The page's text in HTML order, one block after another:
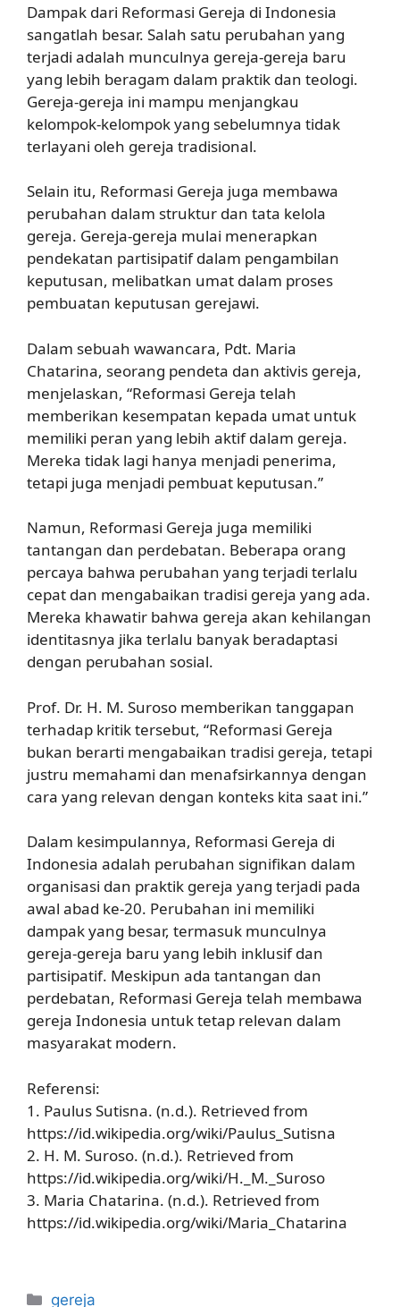
Dampak dari Reformasi Gereja di Indonesia
sangatlah besar. Salah satu perubahan yang
terjadi adalah munculnya gereja-gereja baru
yang lebih beragam dalam praktik dan teologi.
Gereja-gereja ini mampu menjangkau
kelompok-kelompok yang sebelumnya tidak
terlayani oleh gereja tradisional.
Selain itu, Reformasi Gereja juga membawa
perubahan dalam struktur dan tata kelola
gereja. Gereja-gereja mulai menerapkan
pendekatan partisipatif dalam pengambilan
keputusan, melibatkan umat dalam proses
pembuatan keputusan gerejawi.
Dalam sebuah wawancara, Pdt. Maria
Chatarina, seorang pendeta dan aktivis gereja,
menjelaskan, “Reformasi Gereja telah
memberikan kesempatan kepada umat untuk
memiliki peran yang lebih aktif dalam gereja.
Mereka tidak lagi hanya menjadi penerima,
tetapi juga menjadi pembuat keputusan.”
Namun, Reformasi Gereja juga memiliki
tantangan dan perdebatan. Beberapa orang
percaya bahwa perubahan yang terjadi terlalu
cepat dan mengabaikan tradisi gereja yang ada.
Mereka khawatir bahwa gereja akan kehilangan
identitasnya jika terlalu banyak beradaptasi
dengan perubahan sosial.
Prof. Dr. H. M. Suroso memberikan tanggapan
terhadap kritik tersebut, “Reformasi Gereja
bukan berarti mengabaikan tradisi gereja, tetapi
justru memahami dan menafsirkannya dengan
cara yang relevan dengan konteks kita saat ini.”
Dalam kesimpulannya, Reformasi Gereja di
Indonesia adalah perubahan signifikan dalam
organisasi dan praktik gereja yang terjadi pada
awal abad ke-20. Perubahan ini memiliki
dampak yang besar, termasuk munculnya
gereja-gereja baru yang lebih inklusif dan
partisipatif. Meskipun ada tantangan dan
perdebatan, Reformasi Gereja telah membawa
gereja Indonesia untuk tetap relevan dalam
masyarakat modern.
Referensi:
1. Paulus Sutisna. (n.d.). Retrieved from
https://id.wikipedia.org/wiki/Paulus_Sutisna
2. H. M. Suroso. (n.d.). Retrieved from
https://id.wikipedia.org/wiki/H._M._Suroso
3. Maria Chatarina. (n.d.). Retrieved from
https://id.wikipedia.org/wiki/Maria_Chatarina
Categories
gereja